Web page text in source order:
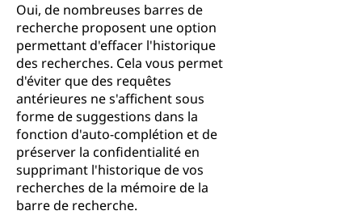
Oui, de nombreuses barres de
recherche proposent une option
permettant d'effacer l'historique
des recherches. Cela vous permet
d'éviter que des requêtes
antérieures ne s'affichent sous
forme de suggestions dans la
fonction d'auto-complétion et de
préserver la confidentialité en
supprimant l'historique de vos
recherches de la mémoire de la
barre de recherche.